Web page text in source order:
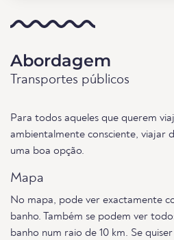
Abordagem
Transportes públicos
Para todos aqueles que querem
ambientalmente consciente, viajar
uma boa opção.
Mapa
No mapa, pode ver exactamente
banho. Também se podem ver
banho num raio de 10 km. Se